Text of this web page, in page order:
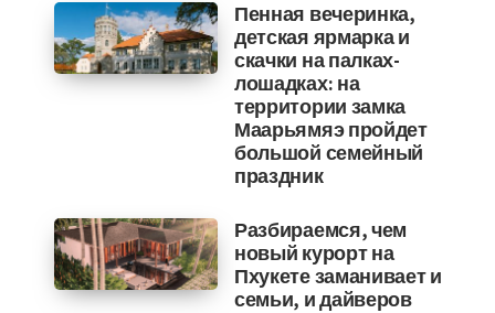
Пенная вечеринка,
детская ярмарка и
скачки на палках-
лошадках: на
территории замка
Маарьямяэ пройдет
большой семейный
праздник
Разбираемся, чем
новый курорт на
Пхукете заманивает и
семьи, и дайверов